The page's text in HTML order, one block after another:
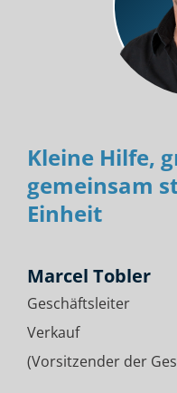
Kleine Hilfe,
gemeinsam
Einheit
Marcel Tobler
Geschäftsleiter
Verkauf
(Vorsitzender der